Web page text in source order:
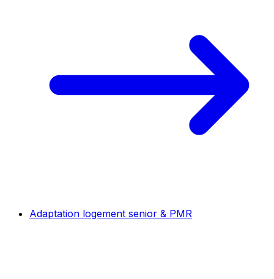
Adaptation logement senior & PMR